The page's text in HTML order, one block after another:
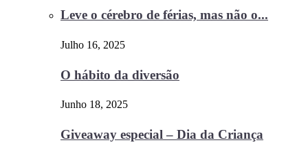
Leve o cérebro de férias, mas não o...
Julho 16, 2025
O hábito da diversão
Junho 18, 2025
Giveaway especial – Dia da Criança